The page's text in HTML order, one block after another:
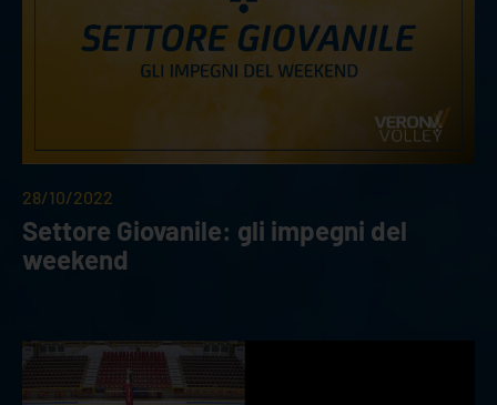
28/10/2022
Settore Giovanile: gli impegni del
weekend